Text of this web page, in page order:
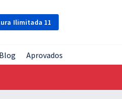
Ilimitada 11
Blog Aprovados